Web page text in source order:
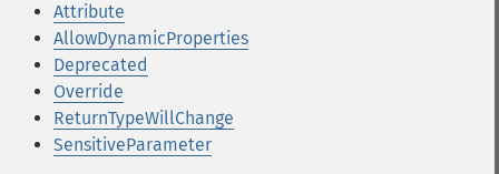
Attribute
AllowDynamicProperties
Deprecated
Override
ReturnTypeWillChange
SensitiveParameter